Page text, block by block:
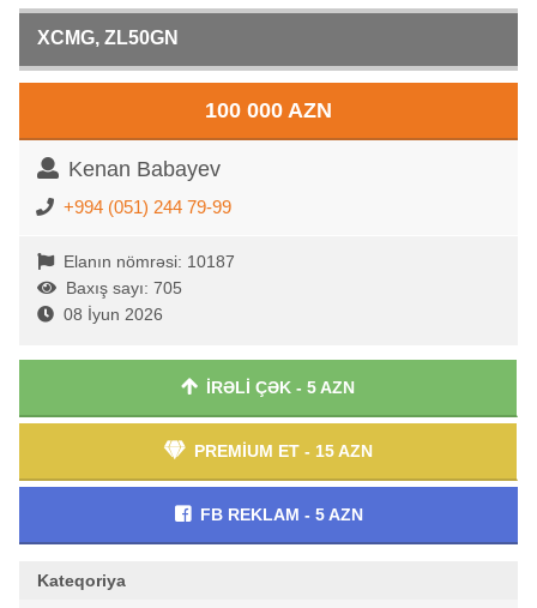
XCMG, ZL50GN
100 000 AZN
Kenan Babayev
+994 (051) 244 79-99
Elanın nömrəsi: 10187
Baxış sayı: 705
08 İyun 2026
İRƏLİ ÇƏK - 5 AZN
PREMİUM ET - 15 AZN
FB REKLAM - 5 AZN
Kateqoriya